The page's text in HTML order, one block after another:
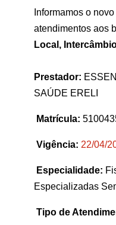
Informamos o
atendimentos aos
Local,
Prestador:
SAÚDE ERELI
Matrícula:
Vigência: 22/04/
Especialidade:
Especializadas
Tipo de